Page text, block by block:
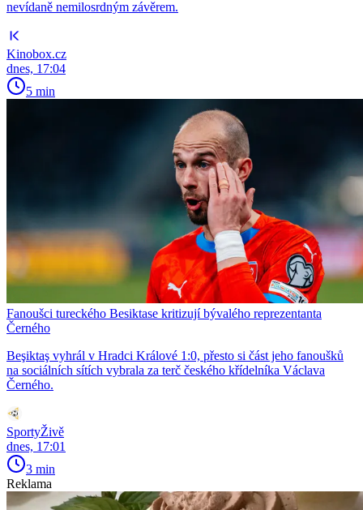
nevídaně nemilosrdným závěrem.
Kinobox.cz
dnes, 17:04
5 min
Fanoušci tureckého Besiktase kritizují bývalého reprezentanta
Černého
Beşiktaş vyhrál v Hradci Králové 1:0, přesto si část jeho fanoušků
na sociálních sítích vybrala za terč českého křídelníka Václava
Černého.
SportyŽivě
dnes, 17:01
3 min
Reklama